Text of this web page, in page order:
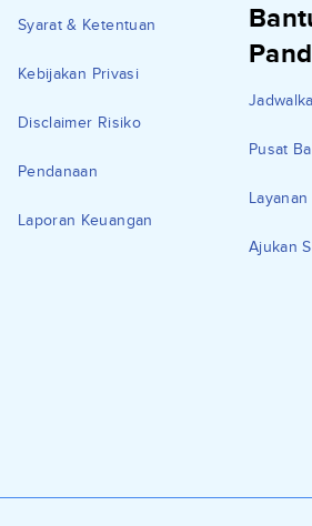
Syarat & Ketentuan
Kebijakan Privasi
Disclaimer Risiko
Pendanaan
Laporan Keuangan
Pusat
Ajukan